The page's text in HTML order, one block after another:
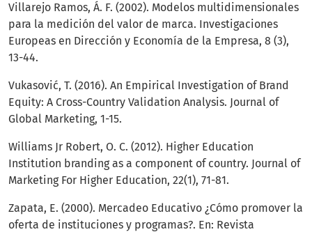
Villarejo Ramos, Á. F. (2002). Modelos multidimensionales
para la medición del valor de marca. Investigaciones
Europeas en Dirección y Economía de la Empresa, 8 (3),
13-44.
Vukasović, T. (2016). An Empirical Investigation of Brand
Equity: A Cross-Country Validation Analysis. Journal of
Global Marketing, 1-15.
Williams Jr Robert, O. C. (2012). Higher Education
Institution branding as a component of country. Journal of
Marketing For Higher Education, 22(1), 71-81.
Zapata, E. (2000). Mercadeo Educativo ¿Cómo promover la
oferta de instituciones y programas?. En: Revista